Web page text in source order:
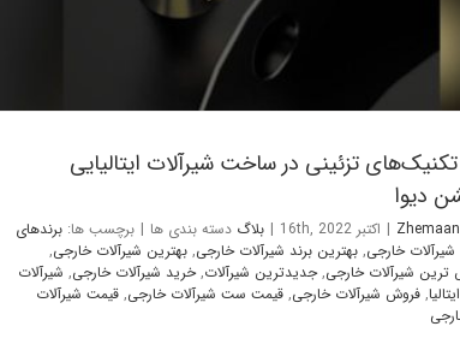
تزئینی در ساخت شیرآلات ایتالیایی
دیوا
Zhemaan
| اکتبر 16th, 2022 | بلاگ دسته بندی ها | برچسب ها:برندهای
خارجی,بهترین برند شیرآلات خارجی,بهترین شیرآلات خارجی,
ترین شیرآلات خارجی,جدیدترین شیرآلات,خرید شیرآلات خارجی, شیرآلات
,فروش شیرآلات خارجی,قیمت ست شیرآلات خارجی,قیمت شیرآلات